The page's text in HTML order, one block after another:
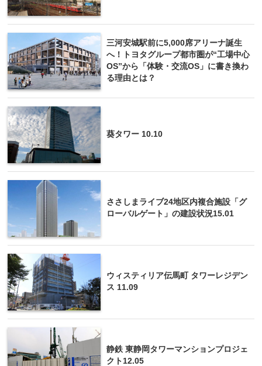
三河安城駅前に5,000席アリーナ誕生
へ！トヨタグループ都市圏が“工場中心
OS”から「体験・交流OS」に書き換わ
る理由とは？
葵タワー 10.10
ささしまライブ24地区内複合施設「グ
ローバルゲート」の建設状況15.01
ウィスティリア伝馬町 タワーレジデン
ス 11.09
静鉄 東静岡タワーマンションプロジェ
クト12.05